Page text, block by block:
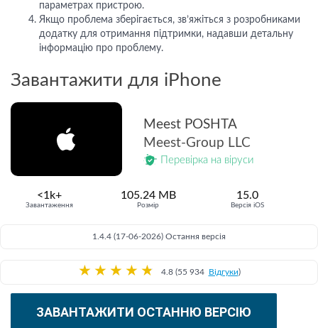
параметрах пристрою.
Якщо проблема зберігається, зв’яжіться з розробниками
додатку для отримання підтримки, надавши детальну
інформацію про проблему.
Завантажити для iPhone
Meest POSHTA
Meest-Group LLC
Перевірка на віруси
<1k+
Завантаження
105.24 MB
Розмір
15.0
Версія iOS
1.4.4 (17-06-2026) Остання версія
★ ★ ★ ★ ★ 4.8 (55 934 Відгуки)
ЗАВАНТАЖИТИ ОСТАННЮ ВЕРСІЮ